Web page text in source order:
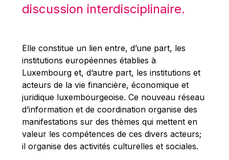
Martine Reicherts
Michael Sohlman
Michel Goedert
Mireille Delmas-Marty
Nobuo Tanaka
Otmar Issing
Paolo Mengozzi
Paschal Donohoe
discussion interdisciplinaire.
Elle constitue un lien entre, d’une part, les
institutions européennes établies à
Luxembourg et, d’autre part, les institutions et
acteurs de la vie financière, économique et
juridique luxembourgeoise. Ce nouveau réseau
d’information et de coordination organise des
manifestations sur des thèmes qui mettent en
valeur les compétences de ces divers acteurs;
il organise des activités culturelles et sociales.